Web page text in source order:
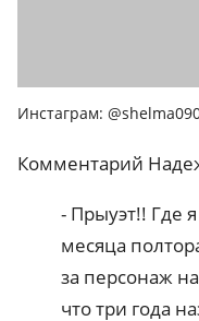
Инстаграм:
Комментарий
- Прыуэт!! Где
месяца
за персонаж
что три года